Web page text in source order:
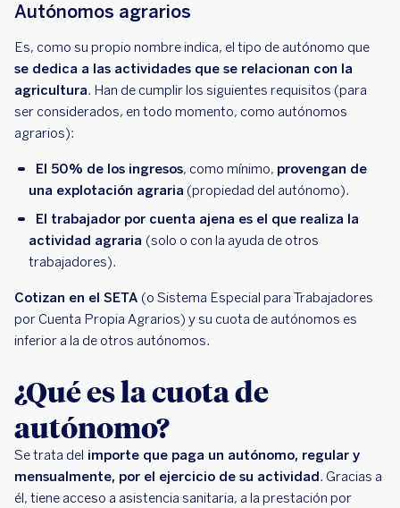
Autónomos agrarios
Es, como su propio nombre indica, el tipo de autónomo que
se dedica a las actividades que se relacionan con la
agricultura. Han de cumplir los siguientes requisitos (para
ser considerados, en todo momento, como autónomos
agrarios):
El 50% de los ingresos, como mínimo, provengan de
una explotación agraria (propiedad del autónomo).
El trabajador por cuenta ajena es el que realiza la
actividad agraria (solo o con la ayuda de otros
trabajadores).
Cotizan en el SETA (o Sistema Especial para Trabajadores
por Cuenta Propia Agrarios) y su cuota de autónomos es
inferior a la de otros autónomos.
¿Qué es la cuota de
autónomo?
Se trata del importe que paga un autónomo, regular y
mensualmente, por el ejercicio de su actividad. Gracias a
él, tiene acceso a asistencia sanitaria, a la prestación por